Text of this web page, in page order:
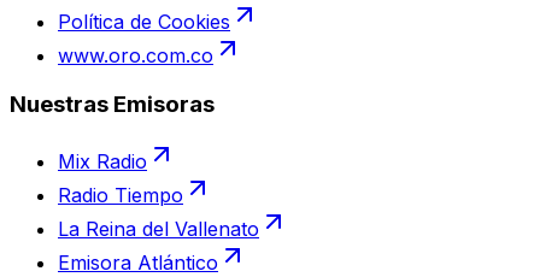
Política de Cookies
www.oro.com.co
Nuestras Emisoras
Mix Radio
Radio Tiempo
La Reina del Vallenato
Emisora Atlántico